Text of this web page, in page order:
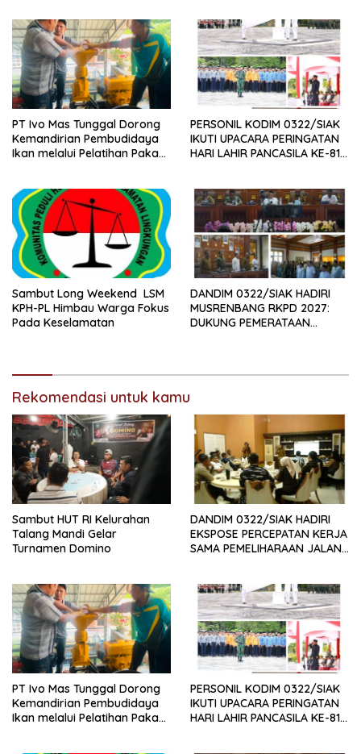
INFRASTRUKTUR
PT Ivo Mas Tunggal Dorong
Kemandirian Pembudidaya
Ikan melalui Pelatihan Pakan
PERSONIL KODIM 0322/SIAK
IKUTI UPACARA PERINGATAN
HARI LAHIR PANCASILA KE-81
Sambut Long Weekend LSM
KPH-PL Himbau Warga Fokus
Pada Keselamatan
DANDIM 0322/SIAK HADIRI
MUSRENBANG RKPD 2027:
DUKUNG PEMERATAAN
Rekomendasi untuk kamu
Sambut HUT RI Kelurahan
Talang Mandi Gelar
Turnamen Domino
DANDIM 0322/SIAK HADIRI
EKSPOSE PERCEPATAN KERJA
SAMA PEMELIHARAAN JALAN
INFRASTRUKTUR
PT Ivo Mas Tunggal Dorong
Kemandirian Pembudidaya
Ikan melalui Pelatihan Pakan
PERSONIL KODIM 0322/SIAK
IKUTI UPACARA PERINGATAN
HARI LAHIR PANCASILA KE-81